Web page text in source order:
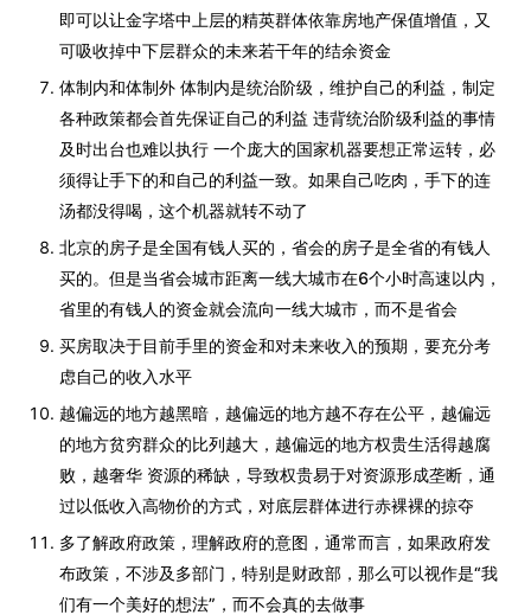
即可以让金字塔中上层的精英群体依靠房地产保值增值，又
可吸收掉中下层群众的未来若干年的结余资金
体制内和体制外 体制内是统治阶级，维护自己的利益，制定
各种政策都会首先保证自己的利益 违背统治阶级利益的事情
及时出台也难以执行 一个庞大的国家机器要想正常运转，必
须得让手下的和自己的利益一致。如果自己吃肉，手下的连
汤都没得喝，这个机器就转不动了
北京的房子是全国有钱人买的，省会的房子是全省的有钱人
买的。但是当省会城市距离一线大城市在6个小时高速以内，
省里的有钱人的资金就会流向一线大城市，而不是省会
买房取决于目前手里的资金和对未来收入的预期，要充分考
虑自己的收入水平
越偏远的地方越黑暗，越偏远的地方越不存在公平，越偏远
的地方贫穷群众的比列越大，越偏远的地方权贵生活得越腐
败，越奢华 资源的稀缺，导致权贵易于对资源形成垄断，通
过以低收入高物价的方式，对底层群体进行赤裸裸的掠夺
多了解政府政策，理解政府的意图，通常而言，如果政府发
布政策，不涉及多部门，特别是财政部，那么可以视作是“我
们有一个美好的想法”，而不会真的去做事